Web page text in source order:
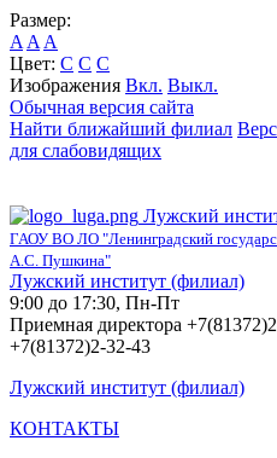
Размер:
A A A
Цвет: C C C
Изображения Вкл. Выкл.
Обычная версия сайта
Найти ближайший филиал
для слабовидящих
Лужский
ГАОУ ВО ЛО "Ленинградский
А.С. Пушкина"
Лужский институт (филиал)
9:00 до 17:30, Пн-Пт
Приемная директора
+7(81372)2-32-43
Лужский институт (филиал)
КОНТАКТЫ